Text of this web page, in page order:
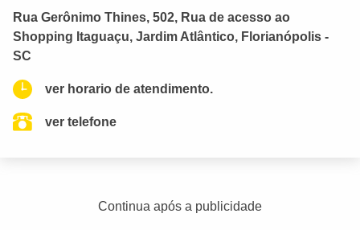
Rua Gerônimo Thines, 502, Rua de acesso ao
Shopping Itaguaçu, Jardim Atlântico, Florianópolis -
SC
ver horario de atendimento.
ver telefone
Continua após a publicidade